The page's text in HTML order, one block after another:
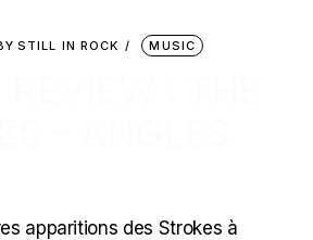
STILL IN ROCK MUSIC
apparitions des Strokes à